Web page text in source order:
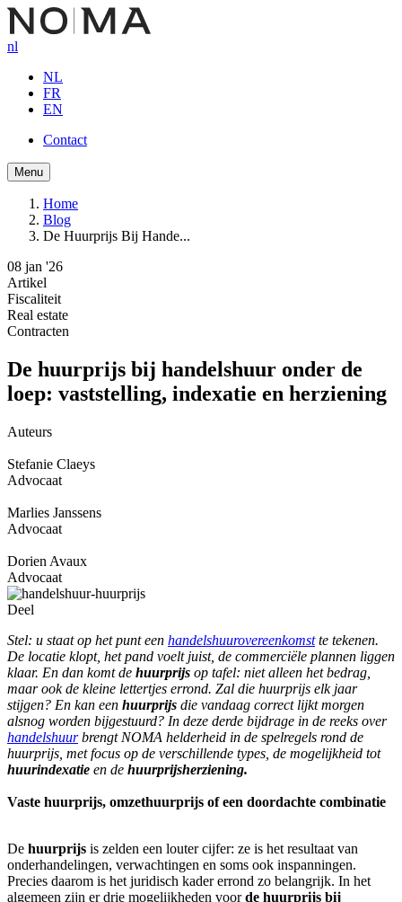
Overslaan
en
naar
inhoud
gaan
nl
NL
FR
EN
Button
navigation
Contact
Menu
Kruimelpad
Home
Blog
De Huurprijs Bij Hande...
08 jan '26
Artikel
Fiscaliteit
Real estate
Contracten
De huurprijs bij handelshuur onder de
loep: vaststelling, indexatie en herziening
Auteurs
Stefanie Claeys
Advocaat
Marlies Janssens
Advocaat
Dorien Avaux
Advocaat
Deel
Stel: u staat op het punt een handelshuurovereenkomstte tekenen.
De locatie klopt, het pand voelt juist, de commerciële plannen liggen
klaar. En dan komt de huurprijs op tafel: niet alleen het bedrag,
maar ook de kleine lettertjes errond. Zal die huurprijs elk jaar
stijgen? En kan een huurprijs die vandaag correct lijkt morgen
alsnog worden bijgestuurd? In deze derde bijdrage in de reeks over
handelshuurbrengt NOMA helderheid in de spelregels rond de
huurprijs, met focus op de verschillende types, de mogelijkheid tot
huurindexatie en de huurprijsherziening.
Vaste huurprijs, omzethuurprijs of een doordachte combinatie
De huurprijs is zelden een louter cijfer: ze is het resultaat van
onderhandelingen, verwachtingen en soms ook inspanningen.
Precies daarom is het juridisch kader errond zo belangrijk. In het
algemeen zijn er drie mogelijkheden voorde huurprijs bij